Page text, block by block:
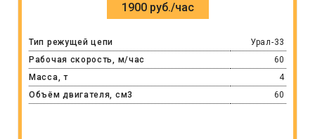
1900 руб./час
Тип режущей цепи
Урал-33
Рабочая скорость, м/час
60
Масса, т
4
Объём двигателя, см3
60